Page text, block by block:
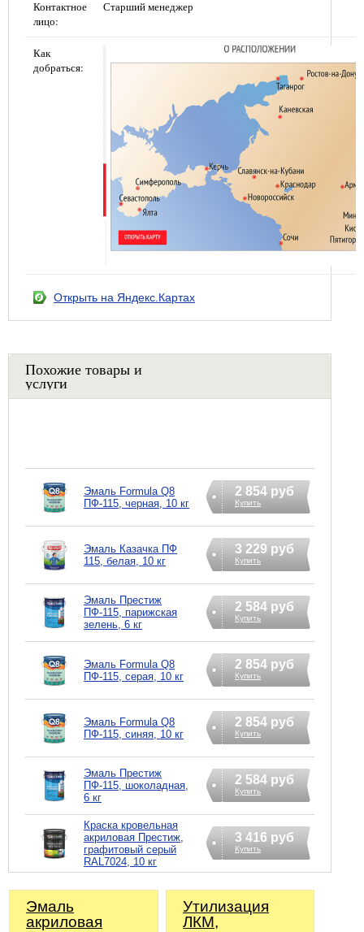
Контактное
лицо:
Старший менеджер
Как
добраться:
Открыть на Яндекс.Картах
Похожие товары и
услуги
Эмаль Formula Q8
ПФ-115, черная, 10 кг
2 854 руб
Купить
Эмаль Казачка ПФ
115, белая, 10 кг
3 229 руб
Купить
Эмаль Престиж
ПФ-115, парижская
зелень, 6 кг
2 584 руб
Купить
Эмаль Formula Q8
ПФ-115, серая, 10 кг
2 854 руб
Купить
Эмаль Formula Q8
ПФ-115, синяя, 10 кг
2 854 руб
Купить
Эмаль Престиж
ПФ-115, шоколадная,
6 кг
2 584 руб
Купить
Краска кровельная
акриловая Престиж,
графитовый серый
RAL7024, 10 кг
3 416 руб
Купить
Эмаль
акриловая
Утилизация
ЛКМ,